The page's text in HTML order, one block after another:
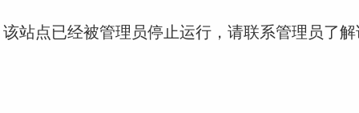
站点已经被管理员停止运行，请联系管理员了